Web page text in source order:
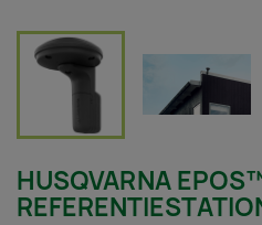
HUSQVARNA